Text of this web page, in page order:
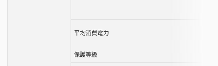
平均消費電力
保護等級